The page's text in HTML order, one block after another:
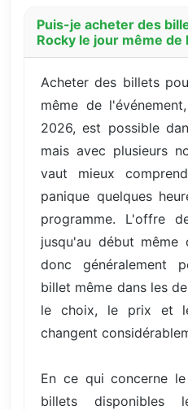
Puis-je acheter des
Rocky le jour même de
Acheter des billets
même de
2026, est possible
mais avec plusieurs
vaut mieux
panique quelques
programme. L'offre
jusqu'au début même
donc généralement
billet même dans les
le choix, le prix et
changent
En ce qui concerne
billets